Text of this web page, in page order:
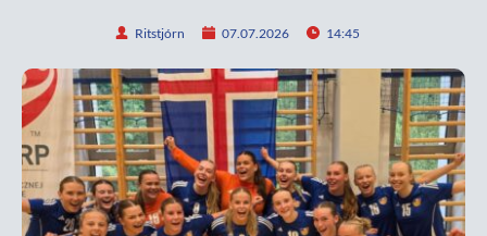
Ritstjórn 07.07.2026 14:45